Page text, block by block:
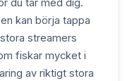
du tar med dig.
kan börja tappa
streamers
fiskar mycket i
av riktigt stora